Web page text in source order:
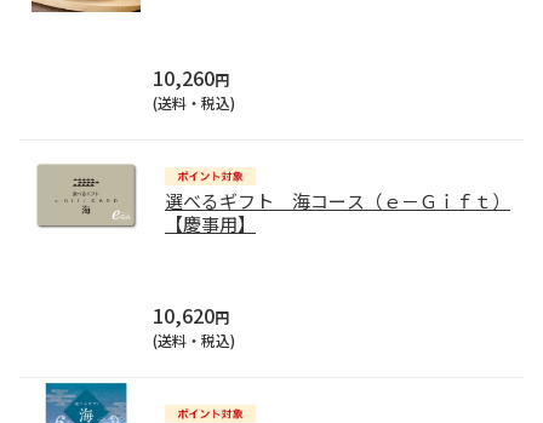
10,260円
(送料・税込)
選べるギフト 海コース（ｅ－Ｇｉｆｔ）
【慶事用】
10,620円
(送料・税込)